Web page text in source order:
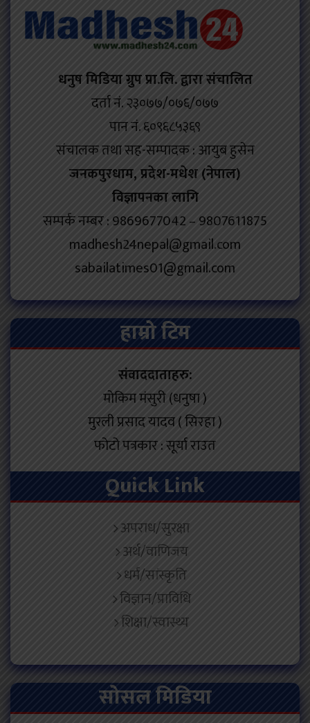
धनुष मिडिया ग्रुप प्रा.लि. द्वारा संचालित
दर्ता नं. २३०७७/०७६/०७७
पान नं. ६०९६८५३६९
संचालक तथा सह-सम्पादक : आयुब हुसेन
जनकपुरधाम, प्रदेश-मधेश (नेपाल)
विज्ञापनका लागि
सम्पर्क नम्बर : 9869677042 – 9807611875
madhesh24nepal@gmail.com
sabailatimes01@gmail.com
हाम्रो टिम
संवाददाताहरु:
मोकिम मंसुरी (धनुषा )
मुरली प्रसाद यादव ( सिरहा )
फोटो पत्रकार : सूर्या राउत
Quick Link
अपराध/सुरक्षा
अर्थ/वाणिजय
धर्म/सांस्कृति
विज्ञान/प्राविधि
शिक्षा/स्वास्थ्य
सोसल मिडिया